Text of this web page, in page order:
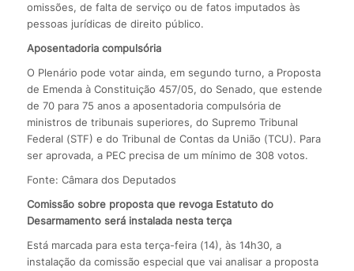
omissões, de falta de serviço ou de fatos imputados às
pessoas jurídicas de direito público.
Aposentadoria compulsória
O Plenário pode votar ainda, em segundo turno, a Proposta
de Emenda à Constituição 457/05, do Senado, que estende
de 70 para 75 anos a aposentadoria compulsória de
ministros de tribunais superiores, do Supremo Tribunal
Federal (STF) e do Tribunal de Contas da União (TCU). Para
ser aprovada, a PEC precisa de um mínimo de 308 votos.
Fonte: Câmara dos Deputados
Comissão sobre proposta que revoga Estatuto do
Desarmamento será instalada nesta terça
Está marcada para esta terça-feira (14), às 14h30, a
instalação da comissão especial que vai analisar a proposta